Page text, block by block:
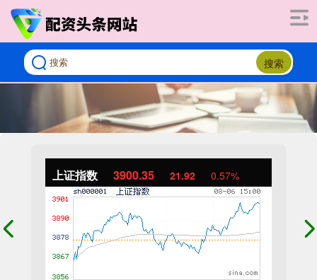
搜索
上证指数 3900.35 21.92 0.57%